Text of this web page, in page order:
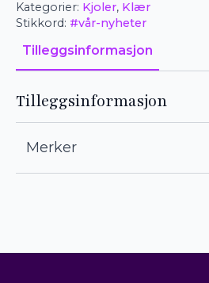
antall
Kategorier: Kjoler, Klær
Stikkord: #vår-nyheter
Tilleggsinformasjon
Tilleggsinformasjon
Merker